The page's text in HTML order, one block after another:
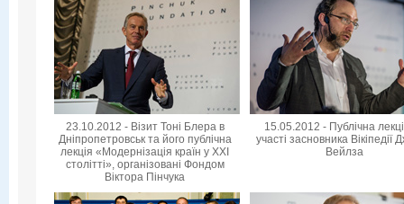
23.10.2012 - Візит Тоні Блера в
Дніпропетровськ та його публічна
лекція «Модернізація країн у XXI
столітті», організовані Фондом
Віктора Пінчука
15.05.2012 - Публічна
участі засновника Вікіпедії
Вейлза